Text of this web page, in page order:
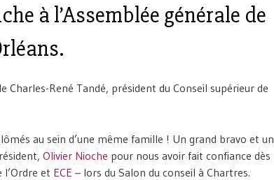
à l’Assemblée générale de
Charles-René Tandé, président du Conseil supérieur de
au sein d’une même famille ! Un grand bravo et un
Olivier Nioche pour nous avoir fait confiance dès
l’Ordre et ECE – lors du Salon du conseil à Chartres.